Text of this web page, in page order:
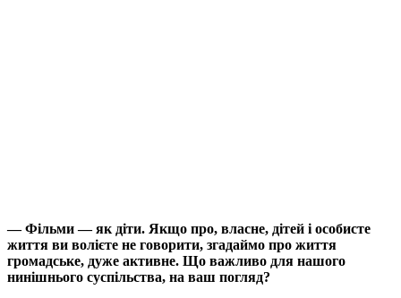
— Фільми — як діти. Якщо про, власне, дітей і особисте
життя ви волієте не говорити, згадаймо про життя
громадське, дуже активне. Що важливо для нашого
нинішнього суспільства, на ваш погляд?